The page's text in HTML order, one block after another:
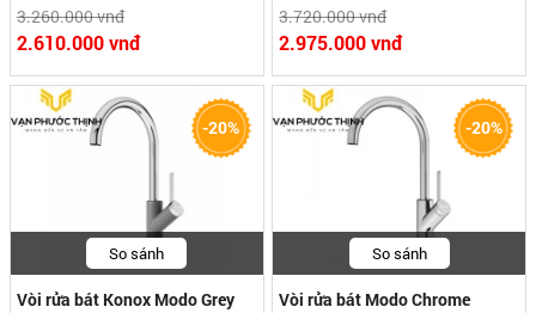
3.260.000 vnđ
2.610.000 vnđ
3.720.000 vnđ
2.975.000 vnđ
So sánh
Vòi rửa bát Konox Modo Grey
-20%
So sánh
Vòi rửa bát Modo Chrome
-20%